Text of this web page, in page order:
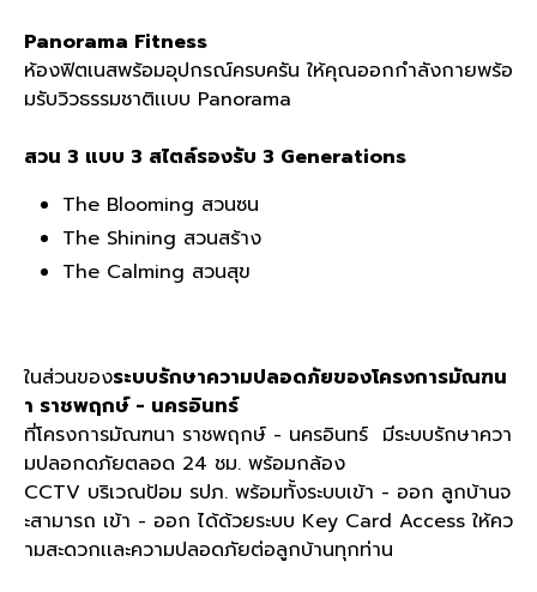
Panorama Fitness
ห้องฟิตเนสพร้อมอุปกรณ์ครบครัน ให้คุณออกกำลังกายพร้อ
มรับวิวธรรมชาติเเบบ Panorama
สวน 3 แบบ 3 สไตล์รองรับ 3 Generations
The Blooming สวนซน
The Shining สวนสร้าง
The Calming สวนสุข
ในส่วนของระบบรักษาความปลอดภัยของโครงการมัณฑน
า ราชพฤกษ์ - นครอินทร์
ที่โครงการมัณฑนา ราชพฤกษ์ - นครอินทร์ มีระบบรักษาควา
มปลอกดภัยตลอด 24 ชม. พร้อมกล้อง
CCTV บริเวณป้อม รปภ. พร้อมทั้งระบบเข้า - ออก ลูกบ้านจ
ะสามารถ เข้า - ออก ได้ด้วยระบบ Key Card Access ให้คว
ามสะดวกเเละความปลอดภัยต่อลูกบ้านทุกท่าน